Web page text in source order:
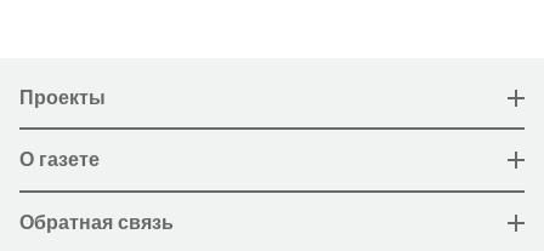
Проекты
О газете
Обратная связь